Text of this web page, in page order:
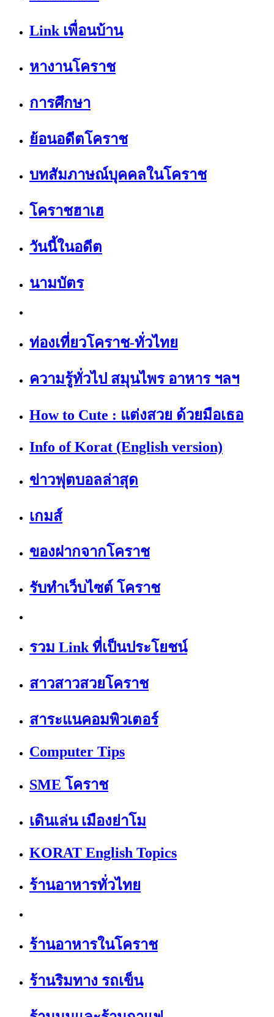
Link เพื่อนบ้าน
หางานโคราช
การศึกษา
ย้อนอดีตโคราช
บทสัมภาษณ์บุคคลในโคราช
โคราชฮาเฮ
วันนี้ในอดีต
นามบัตร
ท่องเที่ยวโคราช-ทั่วไทย
ความรู้ทั่วไป สมุนไพร อาหาร ฯลฯ
How to Cute : แต่งสวย ด้วยมือเธอ
Info of Korat (English version)
ข่าวฟุตบอลล่าสุด
เกมส์
ของฝากจากโคราช
รับทำเว็บไซต์ โคราช
รวม Link ที่เป็นประโยชน์
สาวสาวสวยโคราช
สาระแนคอมพิวเตอร์
Computer Tips
SME โคราช
เดินเล่น เมืองย่าโม
KORAT English Topics
ร้านอาหารทั่วไทย
ร้านอาหารในโคราช
ร้านริมทาง รถเข็น